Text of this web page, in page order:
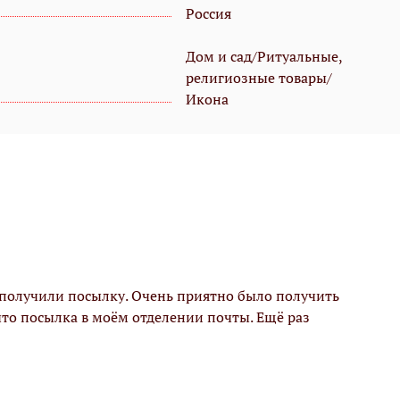
Россия
Дом и сад/Ритуальные,
религиозные товары/
Икона
посылку. Очень приятно было получить
посылка в моём отделении почты. Ещё раз